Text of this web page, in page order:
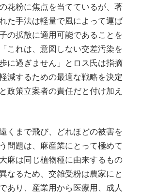
花粉に焦点を当てているが、著
た手法は軽量で風によって運ば
の拡散に適用可能であることを
これは、意図しない交差汚染を
に過ぎません」とロス氏は指摘
減するための最適な戦略を決定
政策立案者の責任だと付け加え
くまで飛び、どれほどの被害を
問題は、麻産業にとって極めて
麻は同じ植物種に由来するもの
なるため、交雑受粉は農家にと
あり、産業用から医療用、成人